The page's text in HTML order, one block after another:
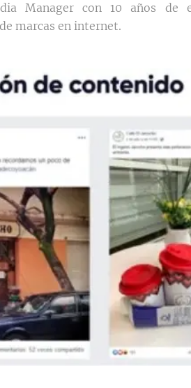
Manager con 10 años de
marcas en internet.